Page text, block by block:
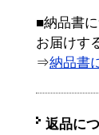
■納品書
お届けす
⇒納品書
返品に